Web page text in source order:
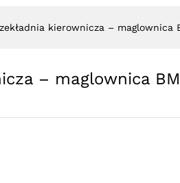
kierownicza – maglownica
– maglownica